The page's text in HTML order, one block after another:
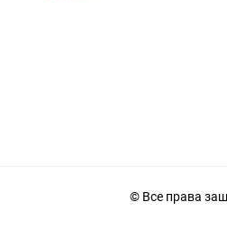
© Все права